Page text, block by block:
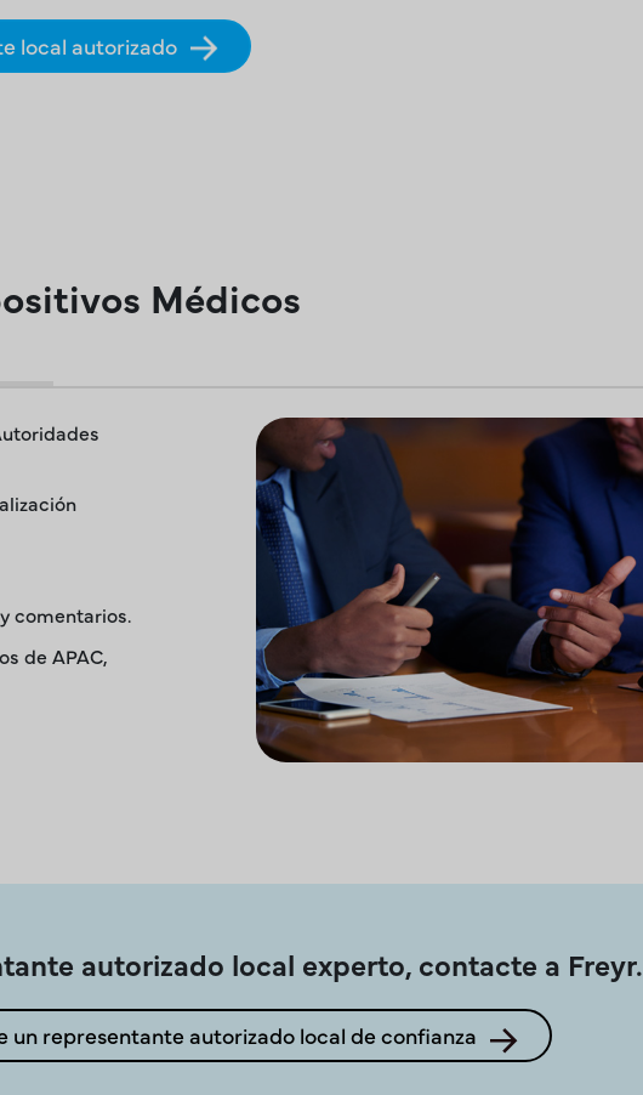
local autorizado
Médicos
comentarios.
de APAC,
autorizado local experto, contacte a Freyr.
un representante autorizado local de confianza